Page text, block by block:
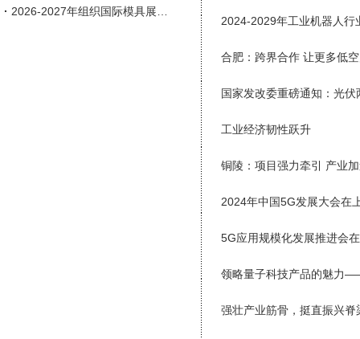
· 2026-2027年组织国际模具展会一览表
2024-2029年工业机器人行
合肥：跨界合作 让更多低空
国家发改委重磅通知：光
工业经济韧性跃升
铜陵：项目强力牵引 产业加
2024年中国5G发展大会在
5G应用规模化发展推进会
领略量子科技产品的魅力
强壮产业筋骨，挺直振兴脊